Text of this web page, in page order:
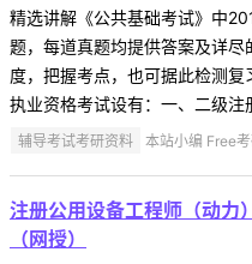
精选讲解《公共基础考试》中
题，每道真题均提供答案及详
度，把握考点，也可据此检测
执业资格考试设有：一、二级注
辅导考试考研资料 本站小编 Free
注册公用设备工程师（动力
（网授）